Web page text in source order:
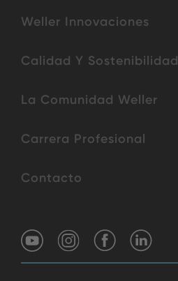
Weller Innovaciones
Calidad Y Sostenibilidad
La Comunidad Weller
Carrera Profesional
Contacto